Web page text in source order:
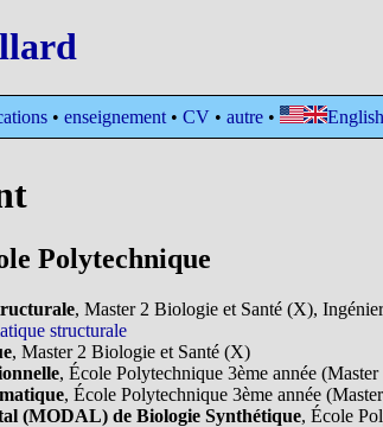
• enseignement • CV • autre • English
Polytechnique
, Master 2 Biologie et Santé (X),
structurale
, Master 2 Biologie et Santé (X)
, École Polytechnique 3ème année (Master
, École Polytechnique 3ème année
(MODAL) de Biologie Synthétique, École